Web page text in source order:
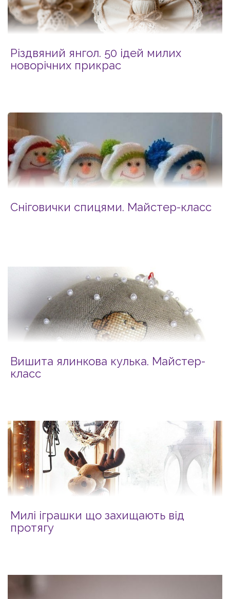
Різдвяний янгол. 50 ідей милих
новорічних прикрас
Сніговички спицями. Майстер-класс
Вишита ялинкова кулька. Майстер-
класс
Милі іграшки що захищають від
протягу